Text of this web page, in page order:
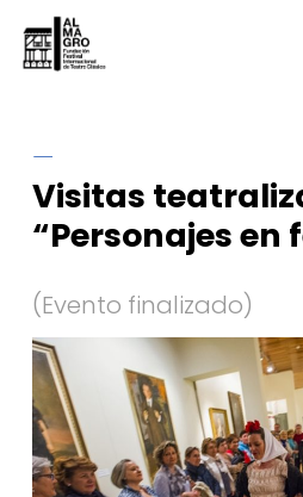
main
Visitas
“Personajes en